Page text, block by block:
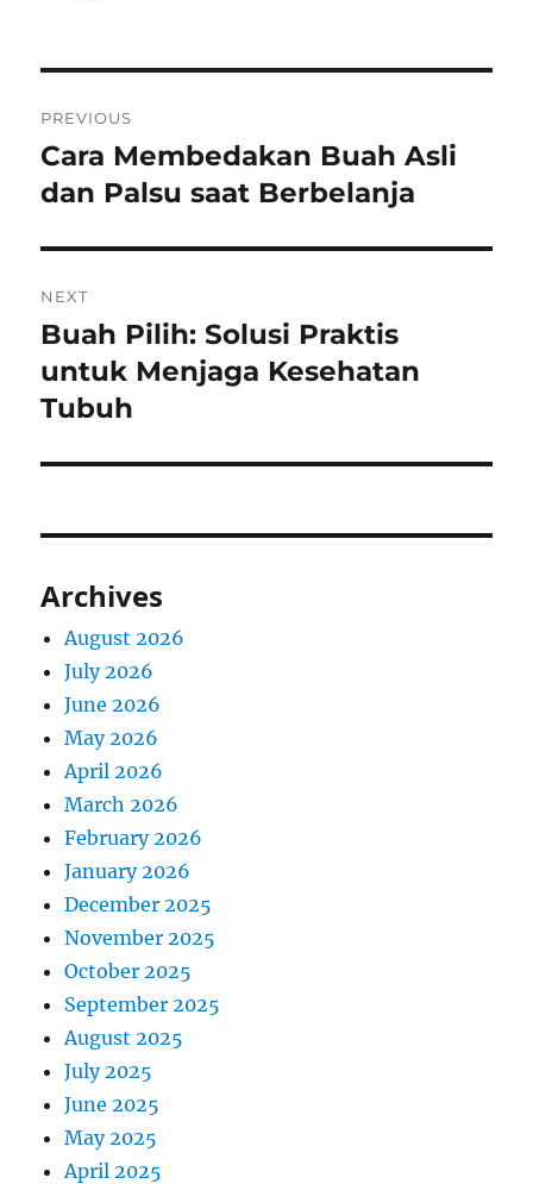
navigation
PREVIOUS
Previous
post:
Cara Membedakan Buah Asli
dan Palsu saat Berbelanja
NEXT
Next
post:
Buah Pilih: Solusi Praktis
untuk Menjaga Kesehatan
Tubuh
Archives
August 2026
July 2026
June 2026
May 2026
April 2026
March 2026
February 2026
January 2026
December 2025
November 2025
October 2025
September 2025
August 2025
July 2025
June 2025
May 2025
April 2025